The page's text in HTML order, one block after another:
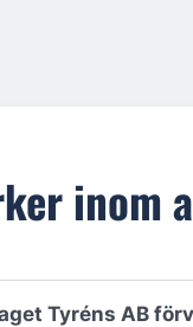
inom
Tyréns AB